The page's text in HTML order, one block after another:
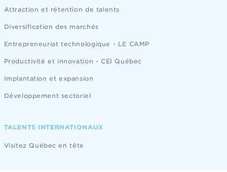
Attraction et rétention de talents
Diversification des marchés
Entrepreneuriat technologique - LE CAMP
Productivité et innovation - CEI Québec
Implantation et expansion
Développement sectoriel
TALENTS INTERNATIONAUX
Visitez Québec en tête